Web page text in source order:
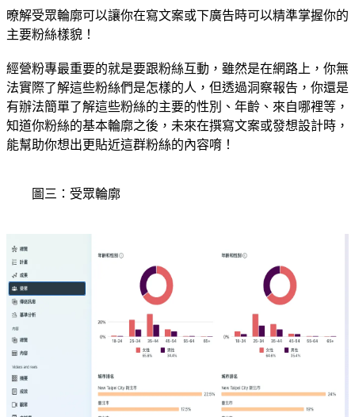
暸解受眾輪廓可以讓你在寫文案或下廣告時可以精準掌握你的
主要粉絲樣貌！
經營粉專最重要的就是要跟粉絲互動，雖然是在網路上，你無
法實際了解這些粉絲們是怎樣的人，但透過洞察報告，你還是
有辦法簡單了解這些粉絲的主要的性別、年齡、來自哪裡等，
知道你粉絲的基本輪廓之後，未來在撰寫文案或發想設計時，
能幫助你想出更貼近這群粉絲的內容唷！
圖三：受眾輪廓